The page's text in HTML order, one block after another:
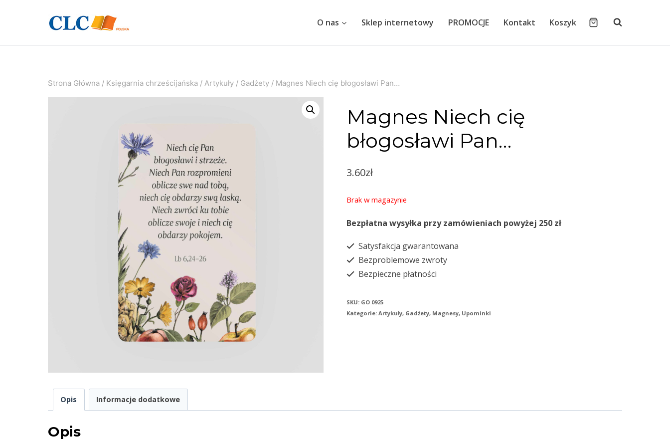
O nas Sklep internetowy PROMOCJE Kontakt Koszyk
Strona Główna / Księgarnia chrześcijańska / Artykuły / Gadżety / Magnes Niech cię błogosławi Pan…
Magnes Niech cię
błogosławi Pan…
3.60zł
Brak w magazynie
Bezpłatna wysyłka przy zamówieniach powyżej 250 zł
Satysfakcja gwarantowana
Bezproblemowe zwroty
Bezpieczne płatności
SKU: GO 0925
Kategorie:Artykuły, Gadżety, Magnesy, Upominki
Opis Informacje dodatkowe
Opis